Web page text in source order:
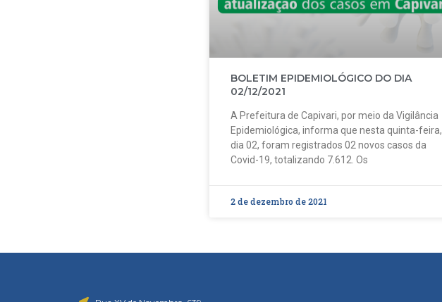
BOLETIM EPIDEMIOLÓGICO DO DIA
02/12/2021
A Prefeitura de Capivari, por meio da Vigilância
Epidemiológica, informa que nesta quinta-feira,
dia 02, foram registrados 02 novos casos da
Covid-19, totalizando 7.612. Os
2 de dezembro de 2021